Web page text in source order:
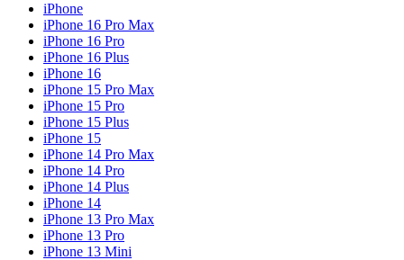
iPhone
iPhone 16 Pro Max
iPhone 16 Pro
iPhone 16 Plus
iPhone 16
iPhone 15 Pro Max
iPhone 15 Pro
iPhone 15 Plus
iPhone 15
iPhone 14 Pro Max
iPhone 14 Pro
iPhone 14 Plus
iPhone 14
iPhone 13 Pro Max
iPhone 13 Pro
iPhone 13 Mini